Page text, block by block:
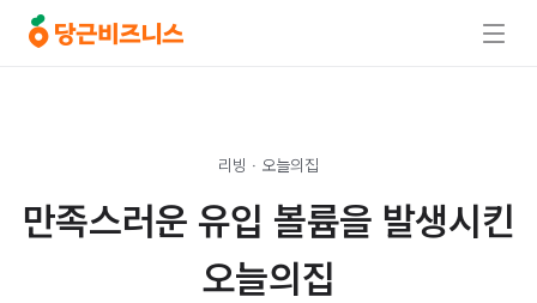
리빙 · 오늘의집
만족스러운 유입 볼륨을 발생시킨
오늘의집